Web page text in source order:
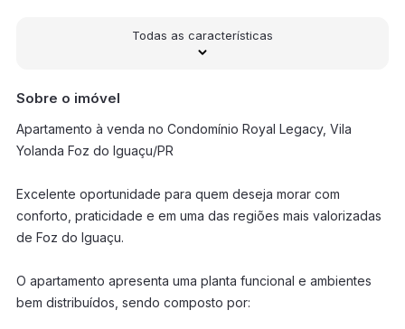
Todas as características
Sobre o imóvel
Apartamento à venda no Condomínio Royal Legacy, Vila
Yolanda Foz do Iguaçu/PR
Excelente oportunidade para quem deseja morar com
conforto, praticidade e em uma das regiões mais valorizadas
de Foz do Iguaçu.
O apartamento apresenta uma planta funcional e ambientes
bem distribuídos, sendo composto por: